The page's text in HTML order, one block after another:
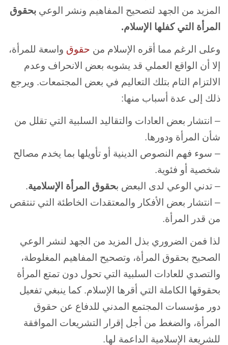
المزيد من الجهد لتصحيح المفاهيم ونشر الوعي بحقوق
المرأة التي كفلها الإسلام.
وعلى الرغم مما أقره الإسلام من حقوق واسعة للمرأة،
إلا أن الواقع العملي قد يشوبه بعض الانحراف وعدم
الالتزام التام بتلك التعاليم في بعض المجتمعات. ويرجع
ذلك إلى عدة أسباب منها:
– انتشار بعض العادات والتقاليد السلبية التي تقلل من
شأن المرأة ودورها.
– سوء فهم النصوص الدينية أو تأويلها بما يخدم مصالح
شخصية أو فئوية.
– تدني الوعي لدى البعض بحقوق المرأة الإسلامية.
– انتشار بعض الأفكار والمعتقدات الخاطئة التي تنتقص
من قدر المرأة.
لذا فمن الضروري بذل المزيد من الجهد لنشر الوعي
الصحيح بحقوق المرأة، وتصحيح المفاهيم المغلوطة،
والتصدي للعادات السلبية التي تحول دون تمتع المرأة
بحقوقها الكاملة التي أقرها الإسلام. كما ينبغي تفعيل
دور مؤسسات المجتمع المدني للدفاع عن حقوق
المرأة، والضغط من أجل إقرار التشريعات الموافقة
للشريعة الإسلامية الداعمة لها.